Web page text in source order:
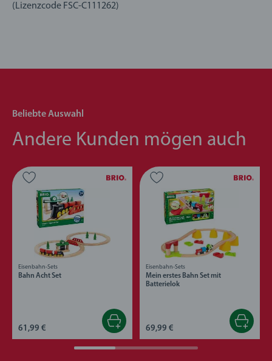
(Lizenzcode FSC-C111262)
Beliebte Auswahl
Andere Kunden mögen auch
Bahn Acht Set
Eisenbahn-Sets
61,99 €
Mein erstes Bahn Set mit
Batterielok
Eisenbahn-Sets
69,99 €